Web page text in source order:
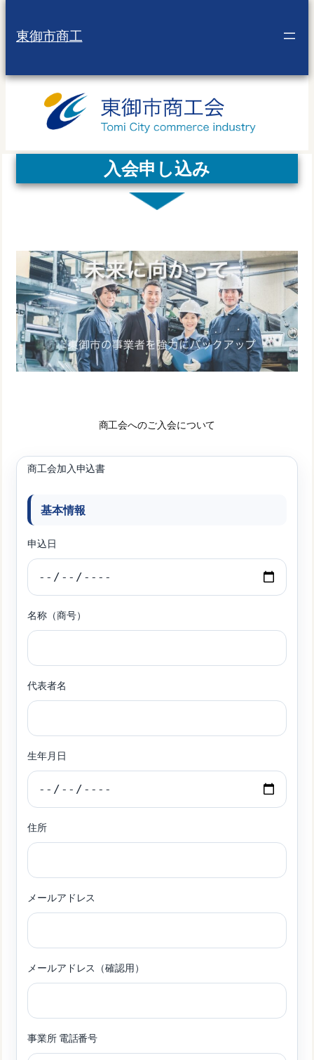
を
キ
東御市商工
入会申し込み
商工会へのご入会について
商工会加入申込書
基本情報
申込日
名称（商号）
代表者名
生年月日
住所
メールアドレス
メールアドレス（確認用）
事業所 電話番号